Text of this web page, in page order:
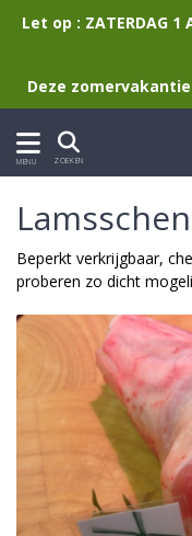
Let op : ZATERDAG 1
Deze zomervakantie
MENU ZOEKEN
Beperkt verkrijgbaar,
proberen zo dicht